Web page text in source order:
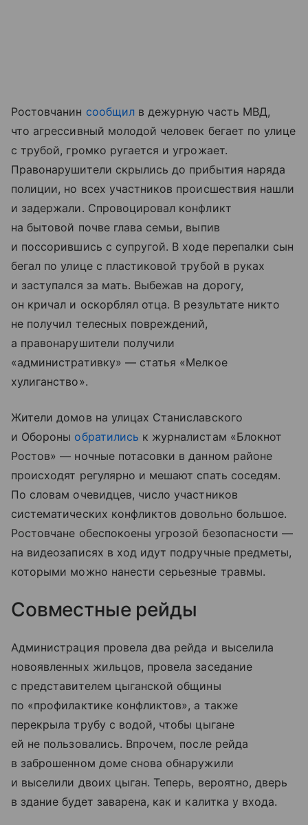
Ростовчанин сообщилв дежурную часть МВД,
что агрессивный молодой человек бегает по улице
с трубой, громко ругается и угрожает.
Правонарушители скрылись до прибытия наряда
полиции, но всех участников происшествия нашли
и задержали. Спровоцировал конфликт
на бытовой почве глава семьи, выпив
и поссорившись с супругой. В ходе перепалки сын
бегал по улице с пластиковой трубой в руках
и заступался за мать. Выбежав на дорогу,
он кричал и оскорблял отца. В результате никто
не получил телесных повреждений,
а правонарушители получили
«административку» — статья «Мелкое
хулиганство».
Жители домов на улицах Станиславского
и Обороны обратились к журналистам «Блокнот
Ростов» — ночные потасовки в данном районе
происходят регулярно и мешают спать соседям.
По словам очевидцев, число участников
систематических конфликтов довольно большое.
Ростовчане обеспокоены угрозой безопасности —
на видеозаписях в ход идут подручные предметы,
которыми можно нанести серьезные травмы.
Совместные рейды
Администрация провела два рейда и выселила
новоявленных жильцов, провела заседание
с представителем цыганской общины
по «профилактике конфликтов», а также
перекрыла трубу с водой, чтобы цыгане
ей не пользовались. Впрочем, после рейда
в заброшенном доме снова обнаружили
и выселили двоих цыган. Теперь, вероятно, дверь
в здание будет заварена, как и калитка у входа.